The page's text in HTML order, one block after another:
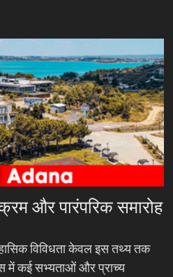
और पारंपरिक समारोह
विविधता केवल इस तथ्य तक
में कई सभ्यताओं और प्राच्य